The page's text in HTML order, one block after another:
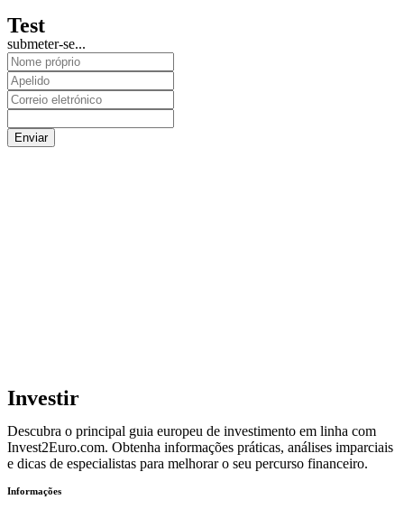
Test
submeter-se...
Enviar
Investir
Descubra o principal guia europeu de investimento em linha com
Invest2Euro.com. Obtenha informações práticas, análises imparciais
e dicas de especialistas para melhorar o seu percurso financeiro.
Informações